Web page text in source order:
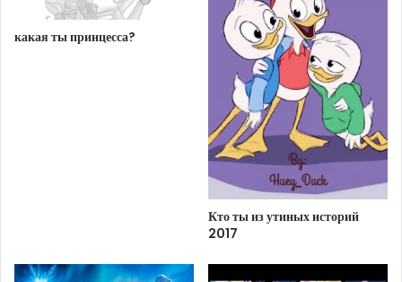
какая ты принцесса?
Кто ты из утиных историй
2017